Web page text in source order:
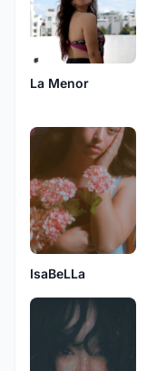
La Menor
IsaBeLLa